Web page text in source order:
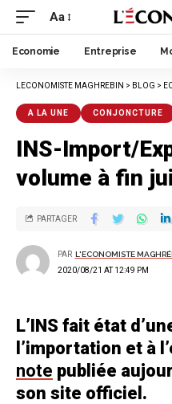
Aa
Economie Entreprise
LECONOMISTE MAGHREBIN > BLOG >
A LA UNE CONJONCTURE
INS-Import/
volume à fin
2020/08/21 AT 12:49 PM
PAR L'ECONOMISTE
PARTAGER
L’INS fait état
l’importation et à
note publiée
son site officiel.